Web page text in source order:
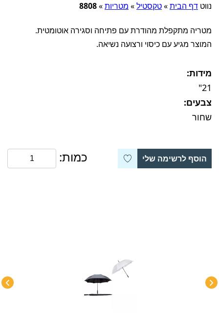
נווט דף הבית»טקסטיל» מטריות»
8808
מטריה מתקפלת מהודרת עם פתיחה וסגירה אוטומטית.
המוצר מגיע עם כיסוי ורצועה נשיאה.
מידות:
21"
צבעים:
שחור
הוסף לרשימה שלי כמות: